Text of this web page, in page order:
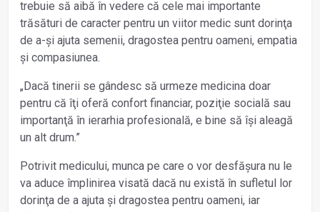
trebuie să aibă în vedere că cele mai importante
trăsături de caracter pentru un viitor medic sunt dorinţa
de a-și ajuta semenii, dragostea pentru oameni, empatia
și compasiunea.
„Dacă tinerii se gândesc să urmeze medicina doar
pentru că îţi oferă confort financiar, poziţie socială sau
importanţă în ierarhia profesională, e bine să își aleagă
un alt drum.”
Potrivit medicului, munca pe care o vor desfășura nu le
va aduce împlinirea visată dacă nu există în sufletul lor
dorinţa de a ajuta și dragostea pentru oameni, iar